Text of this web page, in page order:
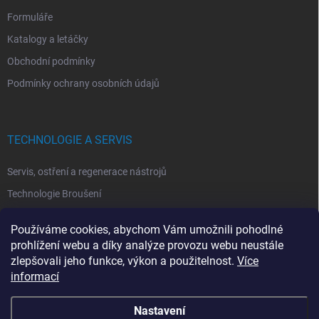
Používáme cookies, abychom Vám umožnili pohodlné
prohlížení webu a díky analýze provozu webu neustále
zlepšovali jeho funkce, výkon a použitelnost. Více
informací
Nastavení
Formuláře
Katalogy a letáčky
Obchodní podmínky
Podmínky ochrany osobních údajů
TECHNOLOGIE A SERVIS
Servis, ostření a regenerace nástrojů
Technologie Broušení
Technologie Laserová Ablace